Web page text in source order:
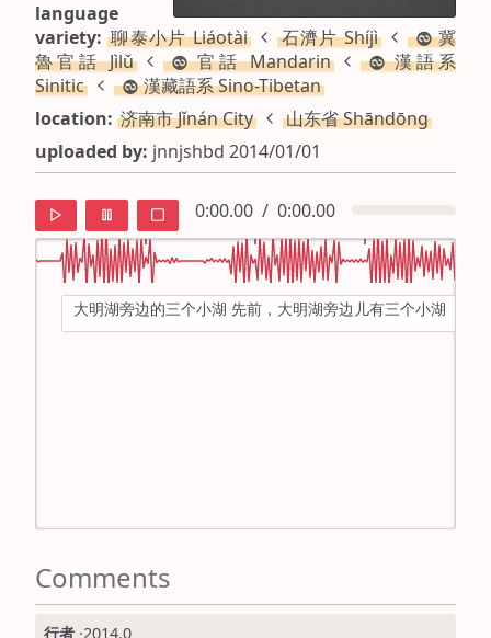
language
variety:聊泰小片 Liáotài 石濟片 Shíjì
冀
魯官話 Jìlǔ
官話 Mandarin
漢語系
Sinitic
漢藏語系 Sino-Tibetan
location: 济南市 Jǐnán City
山东省 Shāndōng
uploaded by: jnnjshbd 2014/01/01
0:00.00 / 0:00.00
default
大明湖旁边的三个小湖 先前，大明湖旁边儿有三个小湖
Comments
行者 ·2014.0